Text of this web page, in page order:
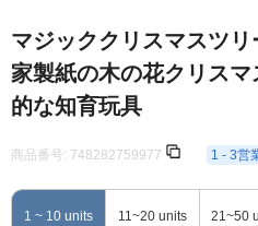
マジッククリスマスツ
家製紙の木の花クリス
的な知育玩具
商品番号: 748282759977 1 - 3営
1 ~ 10 units 11~20 units 21~50